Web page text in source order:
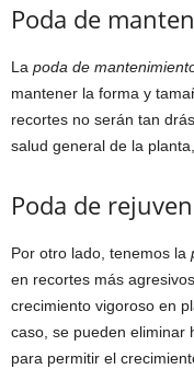
Poda de
La poda de
mantener la forma y
recortes no serán tan
salud general de la
Poda de
Por otro lado, tenemos la
en recortes más
crecimiento vigoroso en
caso, se pueden eliminar
para permitir el